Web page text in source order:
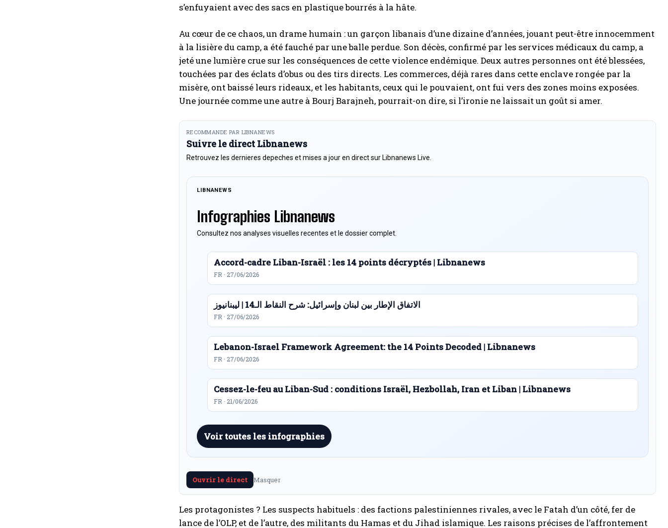
s’enfuyaient avec des sacs en plastique bourrés à la hâte.
Au cœur de ce chaos, un drame humain : un garçon libanais d’une dizaine d’années, jouant peut-être innocemment
à la lisière du camp, a été fauché par une balle perdue. Son décès, confirmé par les services médicaux du camp, a
jeté une lumière crue sur les conséquences de cette violence endémique. Deux autres personnes ont été blessées,
touchées par des éclats d’obus ou des tirs directs. Les commerces, déjà rares dans cette enclave rongée par la
misère, ont baissé leurs rideaux, et les habitants, ceux qui le pouvaient, ont fui vers des zones moins exposées.
Une journée comme une autre à Bourj Barajneh, pourrait-on dire, si l’ironie ne laissait un goût si amer.
RECOMMANDE PAR LIBNANEWS
Suivre le direct Libnanews
Retrouvez les dernieres depeches et mises a jour en direct sur Libnanews Live.
LIBNANEWS
Infographies Libnanews
Consultez nos analyses visuelles recentes et le dossier complet.
Accord-cadre Liban-Israël : les 14 points décryptés | Libnanews
FR · 27/06/2026
الاتفاق الإطار بين لبنان وإسرائيل: شرح النقاط الـ14 | ليبنانيوز
FR · 27/06/2026
Lebanon-Israel Framework Agreement: the 14 Points Decoded | Libnanews
FR · 27/06/2026
Cessez-le-feu au Liban-Sud : conditions Israël, Hezbollah, Iran et Liban | Libnanews
FR · 21/06/2026
Voir toutes les infographies
Ouvrir le direct Masquer
Les protagonistes ? Les suspects habituels : des factions palestiniennes rivales, avec le Fatah d’un côté, fer de
lance de l’OLP, et de l’autre, des militants du Hamas et du Jihad islamique. Les raisons précises de l’affrontement